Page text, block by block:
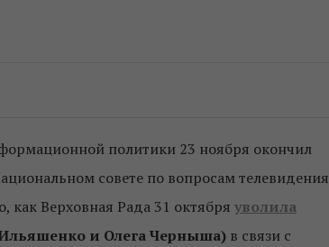
политики 23 ноября окончил
совете по вопросам телевидения
как Верховная Рада 31 октября уволила
и Олега Черныша) в связи с